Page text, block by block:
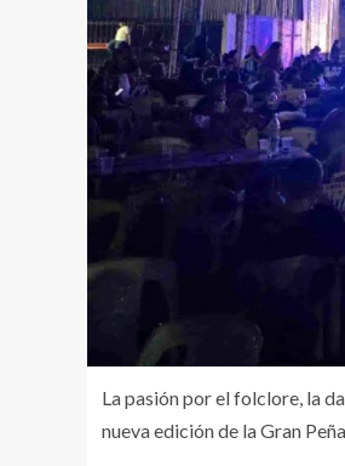
La pasión por el folclore, la
nueva edición de la Gran